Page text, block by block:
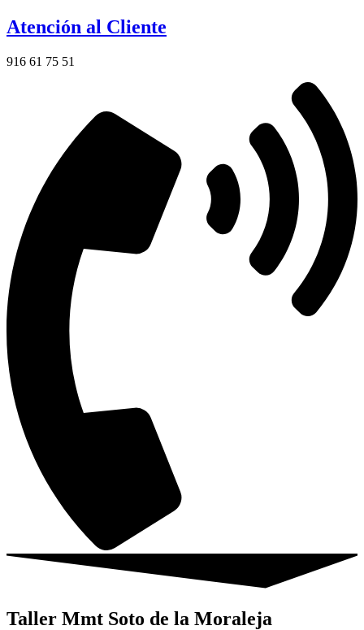
Atención al Cliente
916 61 75 51
Taller Mmt Soto de la Moraleja